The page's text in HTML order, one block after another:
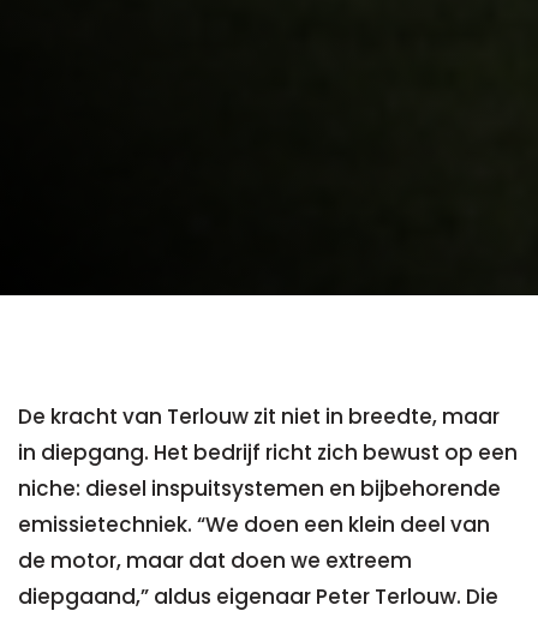
De kracht van Terlouw zit niet in breedte, maar
in diepgang. Het bedrijf richt zich bewust op een
niche: diesel inspuitsystemen en bijbehorende
emissietechniek. “We doen een klein deel van
de motor, maar dat doen we extreem
diepgaand,” aldus eigenaar Peter Terlouw. Die